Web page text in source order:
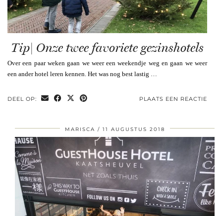
Tip| Onze twee favoriete gezinshotels
Over een paar weken gaan we weer een weekendje weg en gaan we weer
een ander hotel leren kennen. Het was nog best lastig …
DEEL OP: PLAATS EEN REACTIE
MARISCA 11 AUGUSTUS 2018